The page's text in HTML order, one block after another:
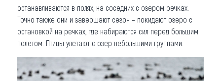
останавливаются в полях, на соседних с озером речках.
Точно также они и завершают сезон – покидают озеро с
остановкой на речках, где набираются сил перед большим
полетом. Птицы улетают с озер небольшими группами.